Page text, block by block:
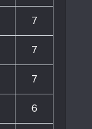
7
7
7
6